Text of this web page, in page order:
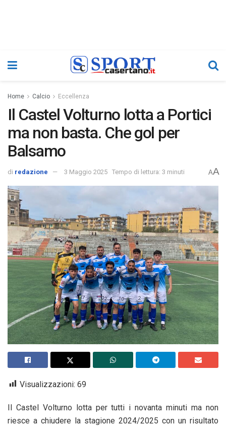
Home Calcio Eccellenza
Il Castel Volturno lotta a Portici
ma non basta. Che gol per
Balsamo
di redazione 3 Maggio 2025 Tempo di lettura: 3 minuti AA
Visualizzazioni: 69
Il Castel Volturno lotta per tutti i novanta minuti ma non
riesce a chiudere la stagione 2024/2025 con un risultato